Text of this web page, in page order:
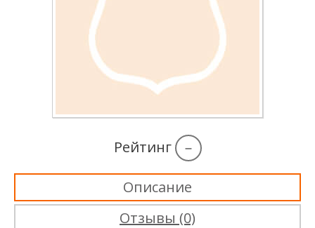
Рейтинг –
Описание
Отзывы (0)